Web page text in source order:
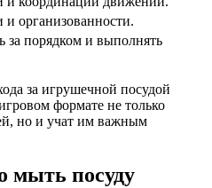
и организованности.
за порядком и выполнять
за игрушечной посудой
формате не только
но и учат им важным
мыть посуду